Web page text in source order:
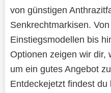
von günstigen
Senkrechtmarkisen.
Einstiegsmodellen bis
Optionen zeigen wir dir,
um ein gutes Angebot
Entdeckejetzt findest